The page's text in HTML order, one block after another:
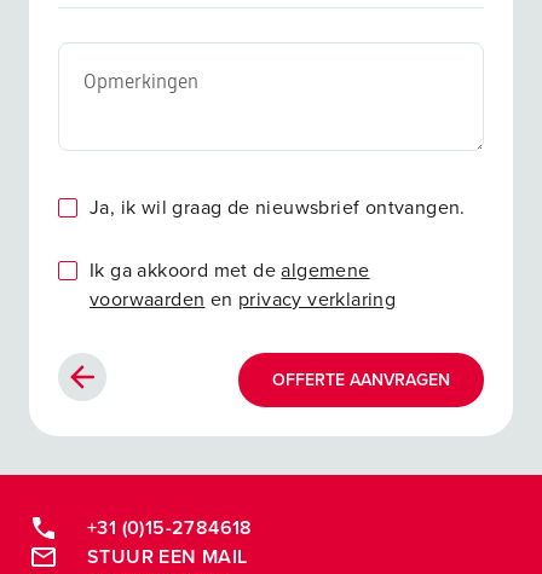
Ja, ik wil graag de nieuwsbrief ontvangen.
Ik ga akkoord met dealgemene
voorwaarden en privacy verklaring
OFFERTE AANVRAGEN
+31 (0)15-2784618
STUUR EEN MAIL